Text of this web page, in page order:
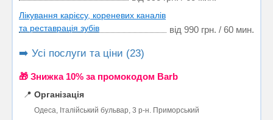
Лікування карієсу, кореневих каналів
та реставрація зубів
від 990 грн. / 60 мин.
➡️ Усі послуги та ціни (23)
🎁 Знижка 10% за промокодом Barb
📍 Організація
Одеса, Італійський бульвар, 3 р-н. Приморський